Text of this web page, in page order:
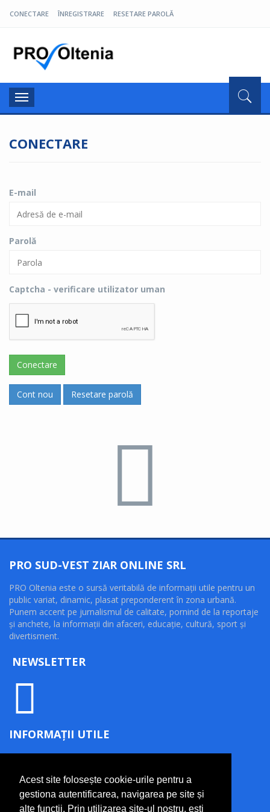
Acest site folosește cookie-urile pentru a
gestiona autentificarea, navigarea pe site și
alte funcții. Prin utilizarea site-ul nostru, ești
CONECTARE ÎNREGISTRARE RESETARE PAROLĂ
Toggle
navigation
CONECTARE
E-mail
Parolă
Captcha - verificare utilizator uman
Conectare
Cont nou Resetare parolă
PRO SUD-VEST ZIAR ONLINE SRL
PRO Oltenia este o sursă veritabilă de informaţii utile pentru un
public variat, dinamic, plasat preponderent în zona urbană.
Punem accent pe jurnalismul de calitate, pornind de la reportaje
şi anchete, la informaţii din afaceri, educaţie, cultură, sport şi
divertisment.
NEWSLETTER
INFORMAȚII UTILE
Termeni și condiții
Politică cookie
Contact